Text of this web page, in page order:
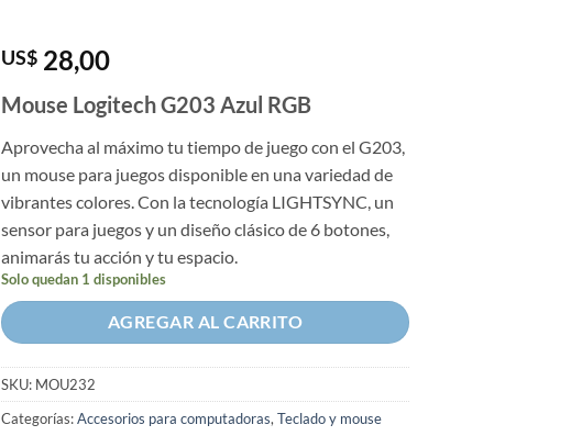
US$ 28,00
Mouse Logitech G203 Azul RGB
Aprovecha al máximo tu tiempo de juego con el G203,
un mouse para juegos disponible en una variedad de
vibrantes colores. Con la tecnología LIGHTSYNC, un
sensor para juegos y un diseño clásico de 6 botones,
animarás tu acción y tu espacio.
Solo quedan 1 disponibles
AGREGAR AL CARRITO
SKU: MOU232
Categorías:Accesorios para computadoras,Teclado y mouse